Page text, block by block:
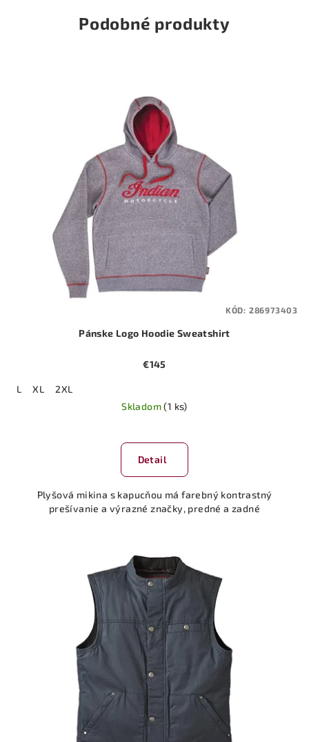
Podobné produkty
Pánske Logo Hoodie Sweatshirt
€145
L XL
2XL
Skladom(1 ks)
Detail
Plyšová mikina s kapucňou má farebný kontrastný
prešívanie a výrazné značky, predné a zadné
KÓD: 286973403